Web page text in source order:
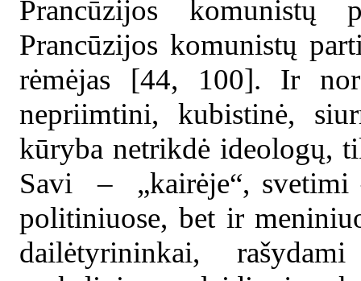
Prancūzijos
Prancūzijos komunistų
rėmėjas [44, 100]. Ir
nepriimtini, kubistinė,
kūryba netrikdė ideologų,
Savi – „kairėje“, svetimi
politiniuose, bet ir
dailėtyrininkai,